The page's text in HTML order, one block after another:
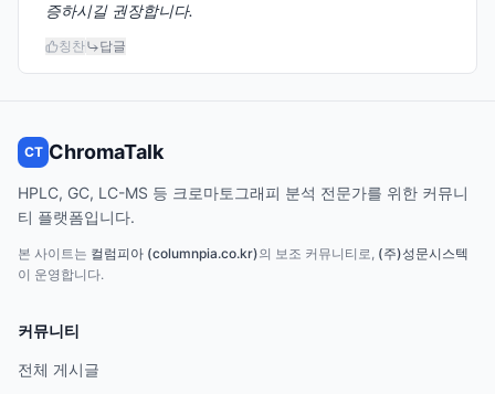
증하시길 권장합니다.
칭찬 답글
CT ChromaTalk
HPLC, GC, LC-MS 등 크로마토그래피 분석 전문가를 위한 커뮤니
티 플랫폼입니다.
본 사이트는 컬럼피아 (columnpia.co.kr)의 보조 커뮤니티로, (주)성문시스텍
이 운영합니다.
커뮤니티
전체 게시글